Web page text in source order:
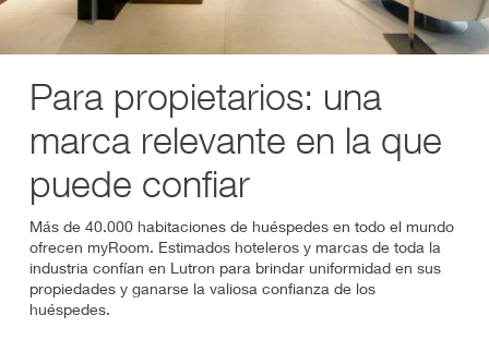
Para propietarios: una
marca relevante en la que
puede confiar
Más de 40.000 habitaciones de huéspedes en todo el mundo
ofrecen myRoom. Estimados hoteleros y marcas de toda la
industria confían en Lutron para brindar uniformidad en sus
propiedades y ganarse la valiosa confianza de los
huéspedes.